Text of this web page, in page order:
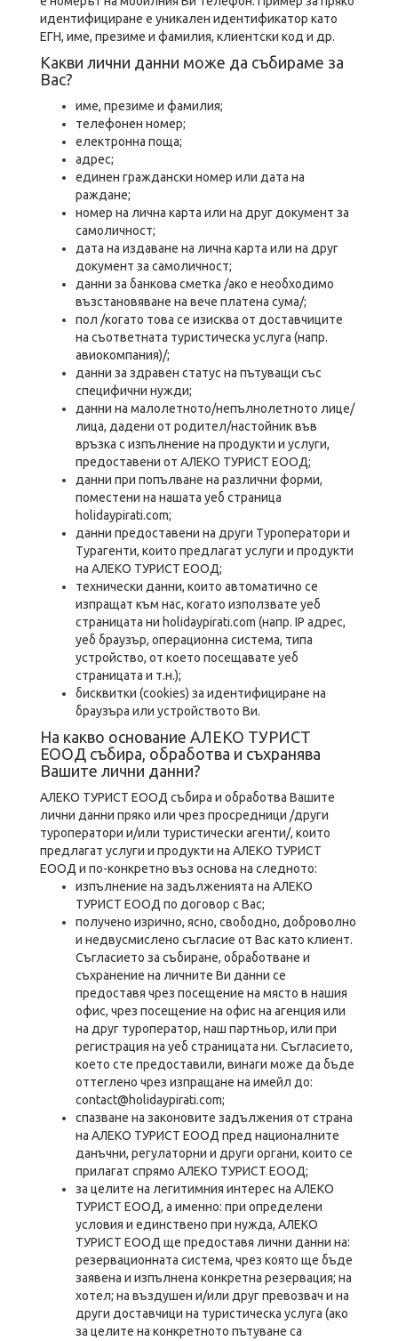
идентифициране е уникален идентификатор като
ЕГН, име, презиме и фамилия, клиентски код и др.
Какви лични данни може да събираме за
Вас?
име, презиме и фамилия;
телефонен номер;
електронна поща;
адрес;
единен граждански номер или дата на
раждане;
номер на лична карта или на друг документ за
самоличност;
дата на издаване на лична карта или на друг
документ за самоличност;
данни за банкова сметка /ако е необходимо
възстановяване на вече платена сума/;
пол /когато това се изисква от доставчиците
на съответната туристическа услуга (напр.
авиокомпания)/;
данни за здравен статус на пътуващи със
специфични нужди;
данни на малолетното/непълнолетното лице/
лица, дадени от родител/настойник във
връзка с изпълнение на продукти и услуги,
предоставени от АЛЕКО ТУРИСТ ЕООД;
данни при попълване на различни форми,
поместени на нашата уеб страница
holidaypirati.com;
данни предоставени на други Туроператори и
Турагенти, които предлагат услуги и продукти
на АЛЕКО ТУРИСТ ЕООД;
технически данни, които автоматично се
изпращат към нас, когато използвате уеб
страницата ни holidaypirati.com (напр. IP адрес,
уеб браузър, операционна система, типа
устройство, от което посещавате уеб
страницата и т.н.);
бисквитки (cookies) за идентифициране на
браузъра или устройството Ви.
На какво основание АЛЕКО ТУРИСТ
ЕООД събира, обработва и съхранява
Вашите лични данни?
АЛЕКО ТУРИСТ ЕООД събира и обработва Вашите
лични данни пряко или чрез просредници /други
туроператори и/или туристически агенти/, които
предлагат услуги и продукти на АЛЕКО ТУРИСТ
ЕООД и по-конкретно въз основа на следното:
изпълнение на задълженията на АЛЕКО
ТУРИСТ ЕООД по договор с Вас;
получено изрично, ясно, свободно, доброволно
и недвусмислено съгласие от Вас като клиент.
Съгласието за събиране, обработване и
съхранение на личните Ви данни се
предоставя чрез посещение на място в нашия
офис, чрез посещение на офис на агенция или
на друг туроператор, наш партньор, или при
регистрация на уеб страницата ни. Съгласието,
което сте предоставили, винаги може да бъде
оттеглено чрез изпращане на имейл до:
contact@holidaypirati.com;
спазване на законовите задължения от страна
на АЛЕКО ТУРИСТ ЕООД пред националните
данъчни, регулаторни и други органи, които се
прилагат спрямо АЛЕКО ТУРИСТ ЕООД;
за целите на легитимния интерес на АЛЕКО
ТУРИСТ ЕООД, а именно: при определени
условия и единствено при нужда, АЛЕКО
ТУРИСТ ЕООД ще предоставя лични данни на:
резервационната система, чрез която ще бъде
заявена и изпълнена конкретна резервация; на
хотел; на въздушен и/или друг превозвач и на
други доставчици на туристическа услуга (ако
за целите на конкретното пътуване са